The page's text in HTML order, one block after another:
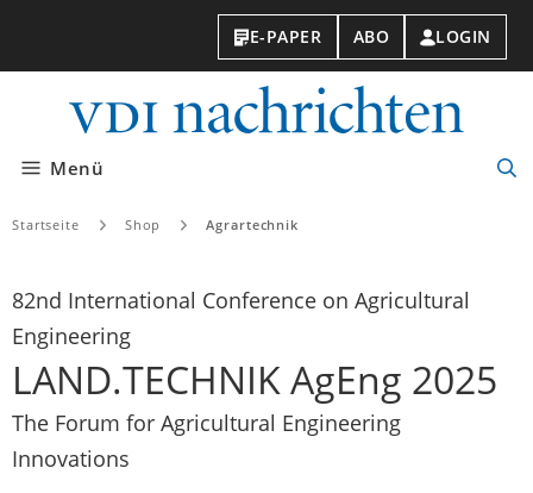
E-PAPER ABO LOGIN
Menü
Startseite Shop Agrartechnik
82nd International Conference on Agricultural
Engineering
LAND.TECHNIK AgEng 2025
The Forum for Agricultural Engineering
Innovations